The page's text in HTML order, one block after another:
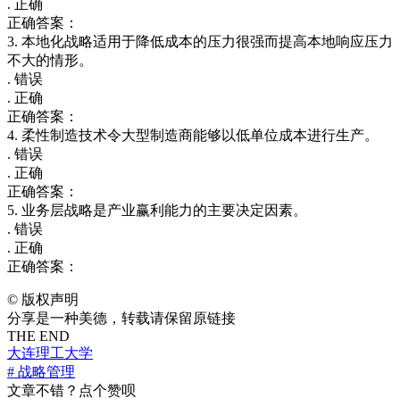
. 正确
正确答案：
3. 本地化战略适用于降低成本的压力很强而提高本地响应压力
不大的情形。
. 错误
. 正确
正确答案：
4. 柔性制造技术令大型制造商能够以低单位成本进行生产。
. 错误
. 正确
正确答案：
5. 业务层战略是产业赢利能力的主要决定因素。
. 错误
. 正确
正确答案：
© 版权声明
分享是一种美德，转载请保留原链接
THE END
大连理工大学
# 战略管理
文章不错？点个赞呗